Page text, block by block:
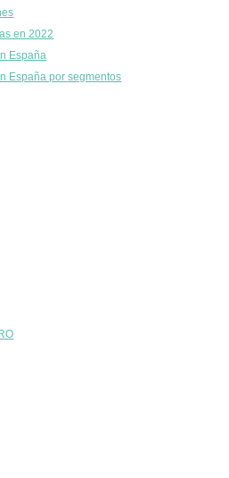
en 2022
España
España por segmentos